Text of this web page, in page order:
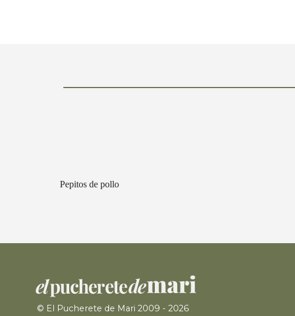
Pepitos de pollo
© El Pucherete de Mari 2009 - 2026